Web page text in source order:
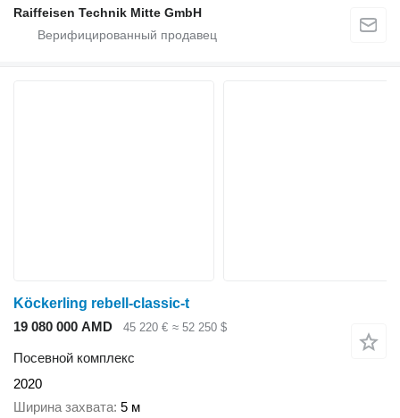
Raiffeisen Technik Mitte GmbH
Köckerling rebell-classic-t
19 080 000 AMD
45 220 € ≈ 52 250 $
Посевной комплекс
2020
Ширина захвата 5 м